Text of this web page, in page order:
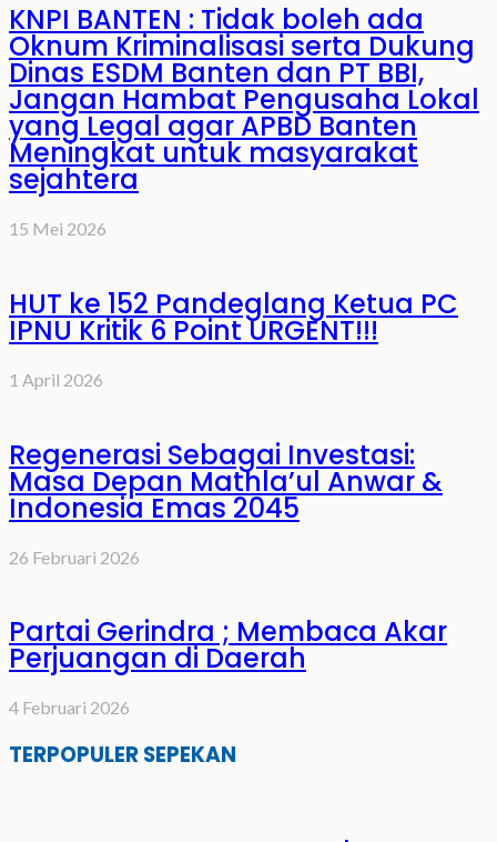
KNPI BANTEN : Tidak boleh ada
Oknum Kriminalisasi serta Dukung
Dinas ESDM Banten dan PT BBI,
Jangan Hambat Pengusaha Lokal
yang Legal agar APBD Banten
Meningkat untuk masyarakat
sejahtera
15 Mei 2026
HUT ke 152 Pandeglang Ketua PC
IPNU Kritik 6 Point URGENT!!!
1 April 2026
Regenerasi Sebagai Investasi:
Masa Depan Mathla’ul Anwar &
Indonesia Emas 2045
26 Februari 2026
Partai Gerindra ; Membaca Akar
Perjuangan di Daerah
4 Februari 2026
TERPOPULER SEPEKAN